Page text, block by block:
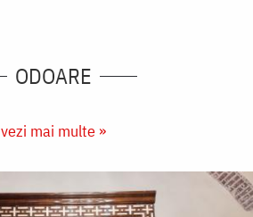
ODOARE
vezi mai multe »